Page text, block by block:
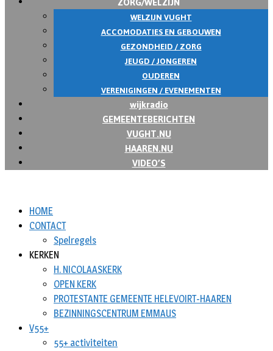
WELZIJN VUGHT
ACCOMODATIES EN GEBOUWEN
GEZONDHEID / ZORG
JEUGD / JONGEREN
OUDEREN
VERENIGINGEN / EVENEMENTEN
wijkradio
GEMEENTEBERICHTEN
VUGHT.NU
HAAREN.NU
VIDEO’S
HOME
CONTACT
Spelregels
KERKEN
H. NICOLAASKERK
OPEN KERK
PROTESTANTE GEMEENTE HELEVOIRT-HAAREN
BEZINNINGSCENTRUM EMMAUS
V55+
55+ activiteiten